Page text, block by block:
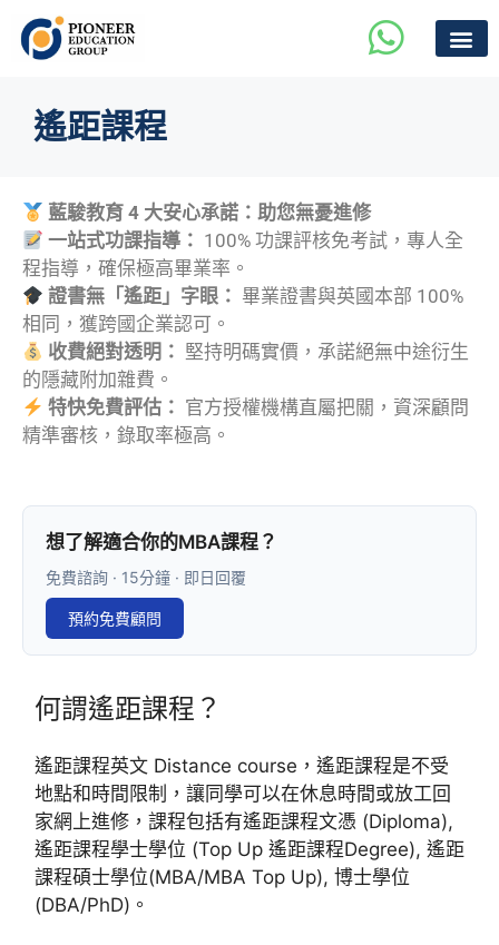
遙距課程
何謂遙距課程？
遙距課程英文 Distance course，遙距課程是不受
地點和時間限制，讓同學可以在休息時間或放工回
家網上進修，課程包括有遙距課程文憑 (Diploma),
遙距課程學士學位 (Top Up 遙距課程Degree), 遙距
課程碩士學位(MBA/MBA Top Up), 博士學位
(DBA/PhD)。
藍駿教育 4 大安心承諾：助您無憂進修
一站式功課指導： 100% 功課評核免考試，專人全
程指導，確保極高畢業率。
證書無「遙距」字眼： 畢業證書與英國本部 100%
相同，獲跨國企業認可。
收費絕對透明： 堅持明碼實價，承諾絕無中途衍生
的隱藏附加雜費。
特快免費評估： 官方授權機構直屬把關，資深顧問
精準審核，錄取率極高。
想了解適合你的MBA課程？
免費諮詢 · 15分鐘 · 即日回覆
預約免費顧問